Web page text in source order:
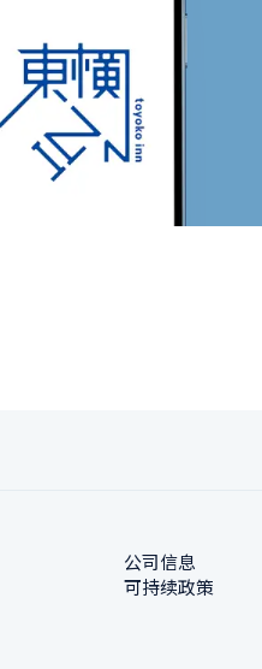
公司信息
可持续政策